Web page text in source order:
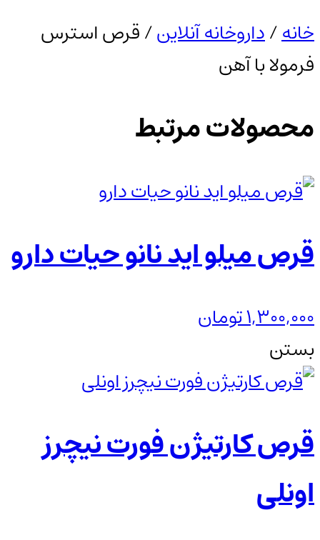
خانه/داروخانه آنلاین/ قرص استرس
فرمولا با آهن
محصولات مرتبط
قرص میلو اید نانو حیات دارو
1,300,000تومان
بستن
قرص کارتیژن فورت نیچرز
اونلی